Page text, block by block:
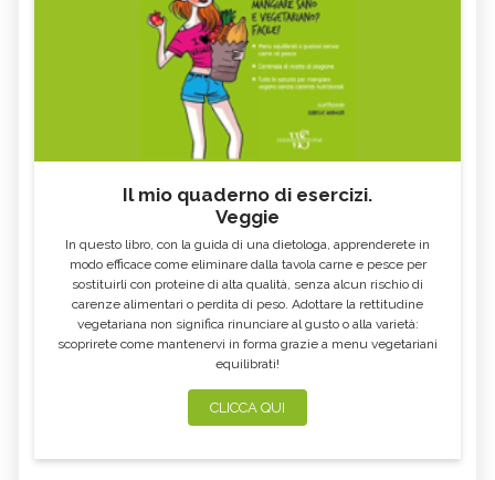
Il mio quaderno di esercizi.
Veggie
In questo libro, con la guida di una dietologa, apprenderete in
modo efficace come eliminare dalla tavola carne e pesce per
sostituirli con proteine di alta qualità, senza alcun rischio di
carenze alimentari o perdita di peso. Adottare la rettitudine
vegetariana non significa rinunciare al gusto o alla varietà:
scoprirete come mantenervi in forma grazie a menu vegetariani
equilibrati!
CLICCA QUI